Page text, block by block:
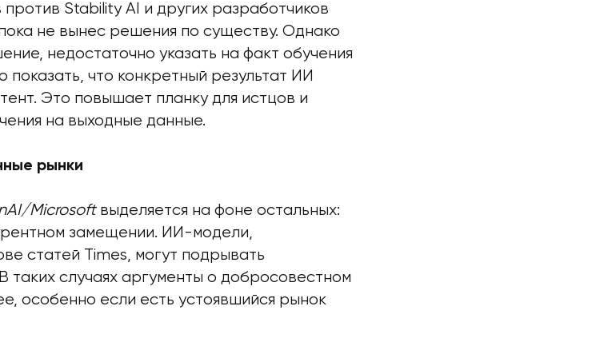
Stability AI и других разработчиков
не вынес решения по существу. Однако
недостаточно указать на факт обучения
что конкретный результат ИИ
Это повышает планку для истцов и
на выходные данные.
рынки
Microsoftвыделяется на фоне остальных:
замещении. ИИ-модели,
статей Times, могут подрывать
таких случаях аргументы о добросовестном
особенно если есть устоявшийся рынок